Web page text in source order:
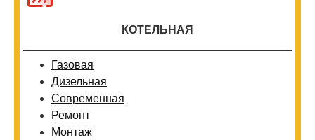
КОТЕЛЬНАЯ
Газовая
Дизельная
Современная
Ремонт
Монтаж